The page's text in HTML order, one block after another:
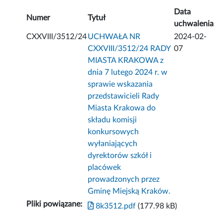
Numer Tytuł
Data
uchwalenia
CXXVIII/3512/24UCHWAŁA NR
CXXVIII/3512/24 RADY
MIASTA KRAKOWA z
dnia 7 lutego 2024 r. w
sprawie wskazania
przedstawicieli Rady
Miasta Krakowa do
składu komisji
konkursowych
wyłaniających
dyrektorów szkół i
placówek
prowadzonych przez
Gminę Miejską Kraków.
2024-02-
07
Pliki powiązane: 8k3512.pdf (177.98 kB)